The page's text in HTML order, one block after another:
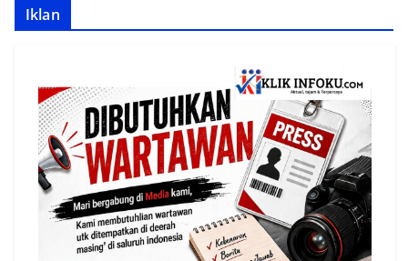
Iklan